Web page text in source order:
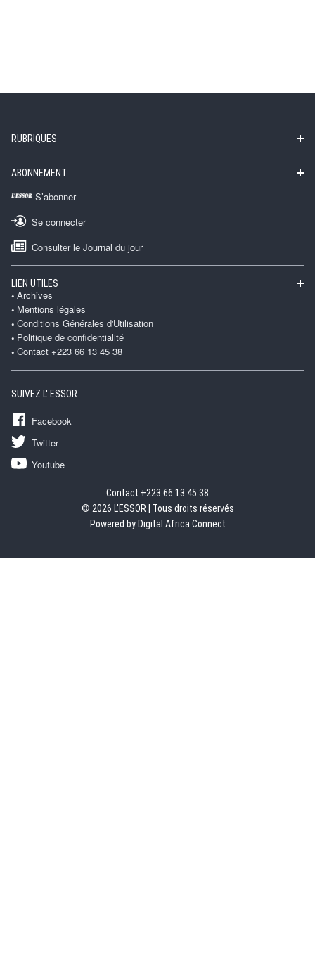
RUBRIQUES
ABONNEMENT
S’abonner
Se connecter
Consulter le Journal du jour
LIEN UTILES
Archives
Mentions légales
Conditions Générales d'Utilisation
Politique de confidentialité
Contact +223 66 13 45 38
SUIVEZ L' ESSOR
Facebook
Twitter
Youtube
Contact +223 66 13 45 38
© 2026 L'ESSOR | Tous droits réservés
Powered by Digital Africa Connect